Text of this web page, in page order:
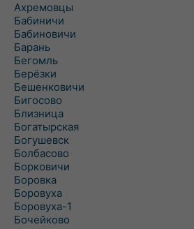
Ахремовцы
Бабиничи
Бабиновичи
Барань
Бегомль
Берёзки
Бешенковичи
Бигосово
Близница
Богатырская
Богушевск
Болбасово
Борковичи
Боровка
Боровуха
Боровуха-1
Бочейково